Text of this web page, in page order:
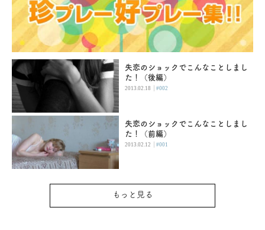
失恋のショックでこんなことしまし
た！（後編）
2013.02.18 |#002
失恋のショックでこんなことしまし
た！（前編）
2013.02.12 |#001
もっと見る